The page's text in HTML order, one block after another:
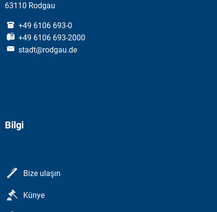
63110 Rodgau
+49 6106 693-0
+49 6106 693-2000
stadt@rodgau.de
Bilgi
Bize ulaşın
Künye